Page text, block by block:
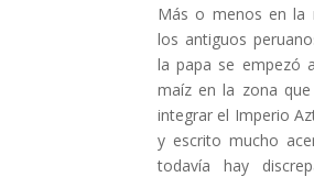
Más o menos en la
los antiguos
la papa se empezó
maíz en la zona
integrar el Imperio
y escrito mucho
todavía hay